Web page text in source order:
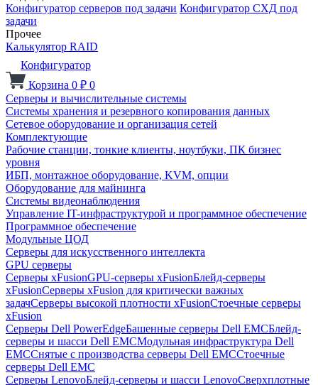
Конфигуратор серверов под задачи Конфигуратор СХД под
задачи
Прочее
Калькулятор RAID
Конфигуратор
Корзина 0 ₽ 0
Серверы и вычислительные системы
Системы хранения и резервного копирования данных
Сетевое оборудование и организация сетей
Комплектующие
Рабочие станции, тонкие клиенты, ноутбуки, ПК бизнес
уровня
ИБП, монтажное оборудование, KVM, опции
Оборудование для майнинга
Системы видеонаблюдения
Управление IT-инфраструктурой и программное обеспечение
Программное обеспечение
Модульные ЦОД
Серверы для искусственного интеллекта
GPU серверы
Серверы xFusionGPU-серверы xFusionБлейд-серверы
xFusionСерверы xFusion для критически важных
задачСерверы высокой плотности xFusionСтоечные серверы
xFusion
Серверы Dell PowerEdgeБашенные серверы Dell EMCБлейд-
серверы и шасси Dell EMCМодульная инфраструктура Dell
EMCСнятые с производства серверы Dell EMCСтоечные
серверы Dell EMC
Серверы LenovoБлейд-серверы и шасси LenovoСверхплотные